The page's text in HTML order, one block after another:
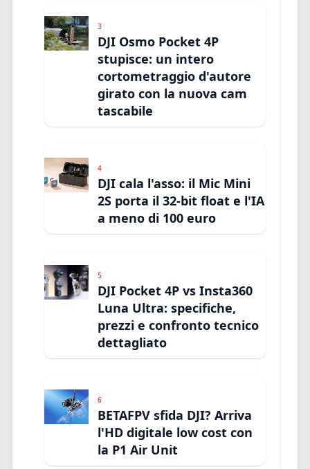
3
DJI Osmo Pocket 4P
stupisce: un intero
cortometraggio d'autore
girato con la nuova cam
tascabile
4
DJI cala l'asso: il Mic Mini
2S porta il 32-bit float e l'IA
a meno di 100 euro
5
DJI Pocket 4P vs Insta360
Luna Ultra: specifiche,
prezzi e confronto tecnico
dettagliato
6
BETAFPV sfida DJI? Arriva
l'HD digitale low cost con
la P1 Air Unit